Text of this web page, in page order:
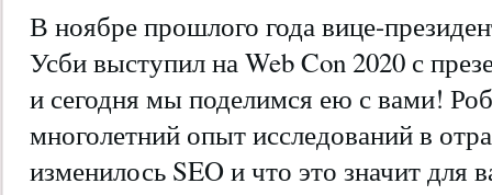
В ноябре прошлого года вице-
Усби выступил на Web Con 2020 с
и сегодня мы поделимся ею с вами!
многолетний опыт исследований в
изменилось SEO и что это значит для